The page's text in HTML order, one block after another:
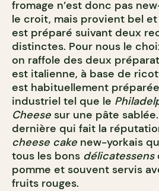
fromage n’est donc pas
le croit, mais provient bel et
est préparé suivant deux
distinctes. Pour nous le
on raffole des deux
est italienne, à base de
est habituellement
industriel tel que le
Cheese sur une pâte
dernière qui fait la
cheese cake new-yorkais
tous les bons délicatessens
pomme et souvent servis
fruits rouges.